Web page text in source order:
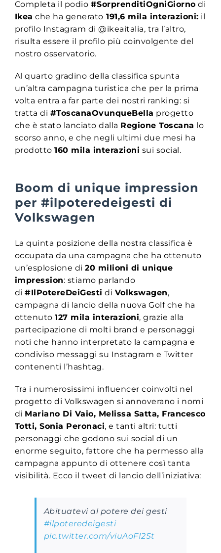
Completa il podio #SorprenditiOgniGiorno di
Ikea che ha generato 191,6 mila interazioni: il
profilo Instagram di @ikeaitalia, tra l’altro,
risulta essere il profilo più coinvolgente del
nostro osservatorio.
Al quarto gradino della classifica spunta
un’altra campagna turistica che per la prima
volta entra a far parte dei nostri ranking: si
tratta di #ToscanaOvunqueBella progetto
che è stato lanciato dalla Regione Toscana lo
scorso anno, e che negli ultimi due mesi ha
prodotto160 mila interazioni sui social.
Boom di unique impression
per #ilpoteredeigesti di
Volkswagen
La quinta posizione della nostra classifica è
occupata da una campagna che ha ottenuto
un’esplosione di20 milioni di unique
impression: stiamo parlando
di#IlPotereDeiGesti di Volkswagen,
campagna di lancio della nuova Golf che ha
ottenuto127 mila interazioni, grazie alla
partecipazione di molti brand e personaggi
noti che hanno interpretato la campagna e
condiviso messaggi su Instagram e Twitter
contenenti l’hashtag.
Tra i numerosissimi influencer coinvolti nel
progetto di Volkswagen si annoverano i nomi
di Mariano Di Vaio, Melissa Satta, Francesco
Totti, Sonia Peronaci, e tanti altri: tutti
personaggi che godono sui social di un
enorme seguito, fattore che ha permesso alla
campagna appunto di ottenere così tanta
visibilità. Ecco il tweet di lancio dell’iniziativa:
Abituatevi al potere dei gesti
#ilpoteredeigesti
pic.twitter.com/viuAoFI2St